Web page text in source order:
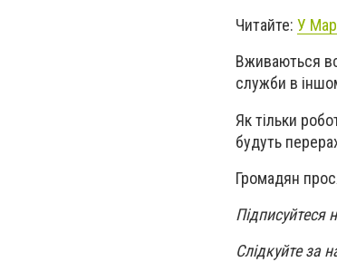
Читайте: У
Вживаються
служби в
Як тільки
будуть
Громадян
Підписуйтеся
Слідкуйте за